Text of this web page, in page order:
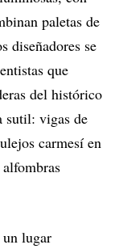
paletas de
diseñadores se
que
del histórico
sutil: vigas de
carmesí en
lugar